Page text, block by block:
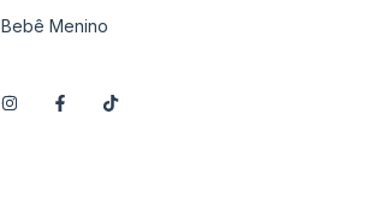
Bebê Menino